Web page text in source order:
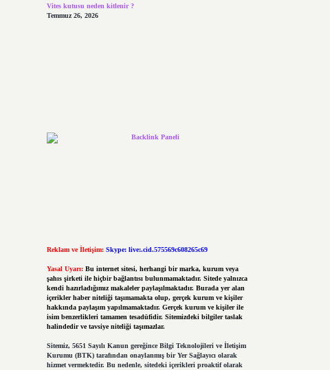
Vites kutusu neden kitlenir ?
Temmuz 26, 2026
Reklam ve İletişim: Skype: live:.cid.575569c608265c69
Yasal Uyarı: Bu internet sitesi, herhangi bir marka, kurum veya
şahıs şirketi ile hiçbir bağlantısı bulunmamaktadır. Sitede yalnızca
kendi hazırladığımız makaleler paylaşılmaktadır. Burada yer alan
içerikler haber niteliği taşımamakta olup, gerçek kurum ve kişiler
hakkında paylaşım yapılmamaktadır. Gerçek kurum ve kişiler ile
isim benzerlikleri tamamen tesadüfidir. Sitemizdeki bilgiler taslak
halindedir ve tavsiye niteliği taşımazlar.
Sitemiz, 5651 Sayılı Kanun gereğince Bilgi Teknolojileri ve İletişim
Kurumu (BTK) tarafından onaylanmış bir Yer Sağlayıcı olarak
hizmet vermektedir. Bu nedenle, sitedeki içerikleri proaktif olarak